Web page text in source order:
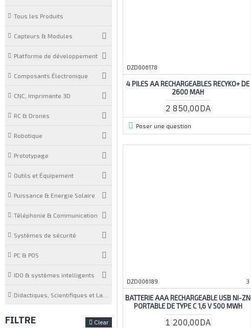
Tous les Produits
Capteurs & Modules
Platforme de développement
Composants Électronique
CNC, Imprimante 3D
RC & Drones
Robotique
Prototypage
Outils et Équipement
Puissance & Energie Solaire
Téléphonie & Communication
Systèmes de sécurité
PC & POS
IDO & systèmes intelligents
FILTRE Clear
DZD006178
4 PILES AA RECHARGEABLES RECYKO+ DE
2600 MAH
2 850,00DA
Poser une question
DZD006189 3
BATTERIE AAA RECHARGEABLE USB NI-ZN
PORTABLE DE TYPE C 1,6 V 500 MWH
1 200,00DA